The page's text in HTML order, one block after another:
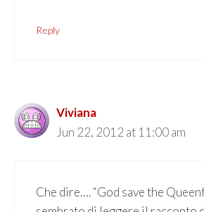
Reply
Viviana
Jun 22, 2012 at 11:00 am
Che dire…. “God save the